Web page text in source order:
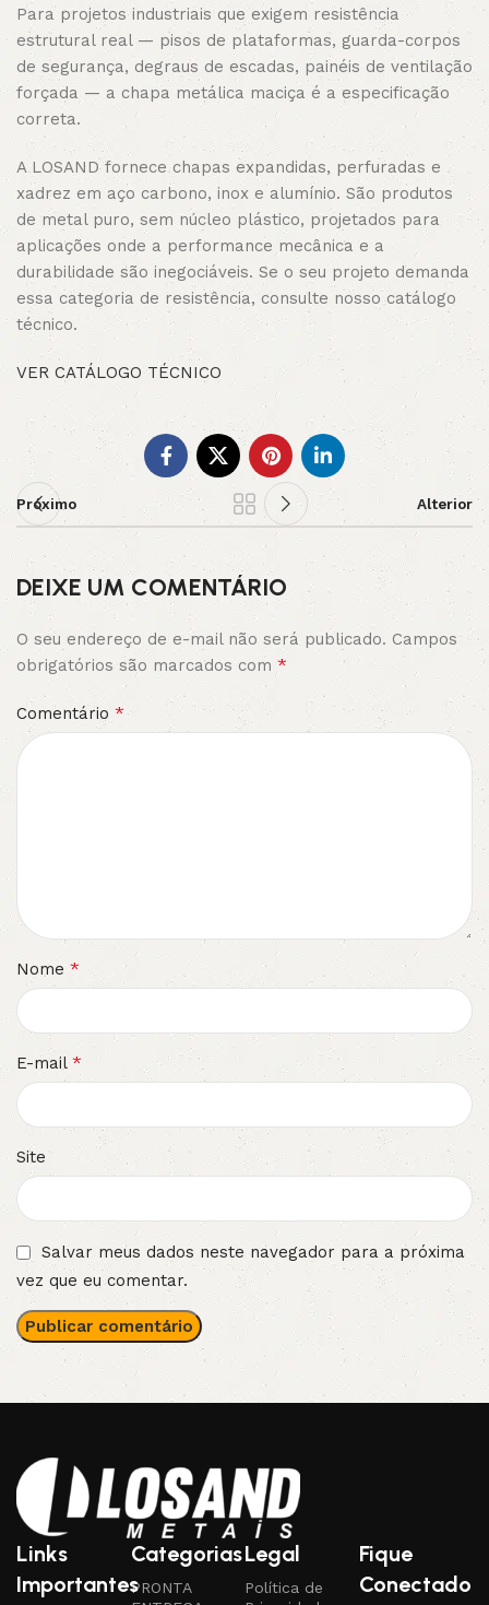
Para projetos industriais que exigem resistência
estrutural real — pisos de plataformas, guarda-corpos
de segurança, degraus de escadas, painéis de ventilação
forçada — a chapa metálica maciça é a especificação
correta.
A LOSAND fornece chapas expandidas, perfuradas e
xadrez em aço carbono, inox e alumínio. São produtos
de metal puro, sem núcleo plástico, projetados para
aplicações onde a performance mecânica e a
durabilidade são inegociáveis. Se o seu projeto demanda
essa categoria de resistência, consulte nosso catálogo
técnico.
VER CATÁLOGO TÉCNICO
Próximo Alterior
DEIXE UM COMENTÁRIO
O seu endereço de e-mail não será publicado. Campos
obrigatórios são marcados com *
Comentário *
Nome *
E-mail *
Site
Salvar meus dados neste navegador para a próxima
vez que eu comentar.
Links
Importantes
Categorias
PRONTA
Legal
Política de
Fique
Conectado